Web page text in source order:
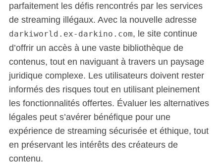
parfaitement les défis rencontrés par les services
de streaming illégaux. Avec la nouvelle adresse
darkiworld.ex-darkino.com, le site continue
d’offrir un accès à une vaste bibliothèque de
contenus, tout en naviguant à travers un paysage
juridique complexe. Les utilisateurs doivent rester
informés des risques tout en utilisant pleinement
les fonctionnalités offertes. Évaluer les alternatives
légales peut s’avérer bénéfique pour une
expérience de streaming sécurisée et éthique, tout
en préservant les intérêts des créateurs de
contenu.